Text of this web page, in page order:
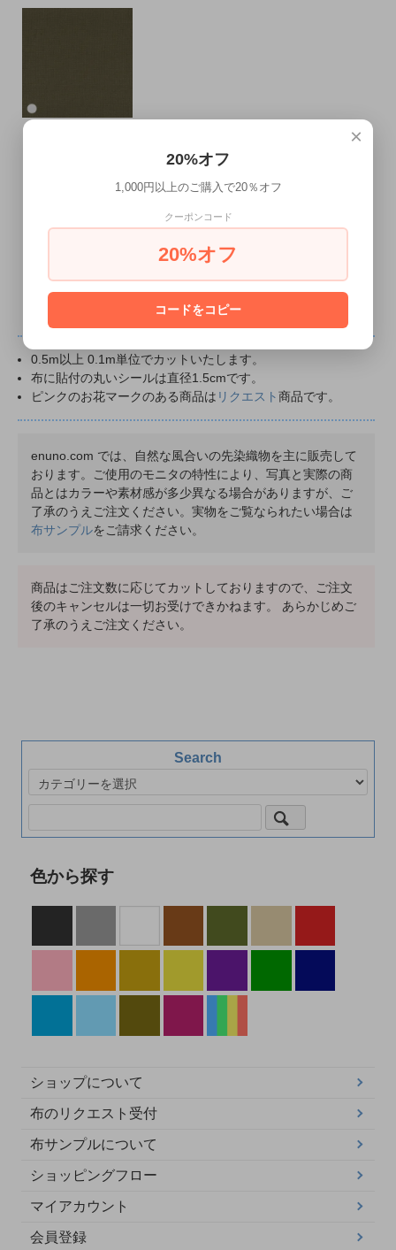
« Prev Next »
13商品中 1-13商品
0.5m以上 0.1m単位でカットいたします。
布に貼付の丸いシールは直径1.5cmです。
ピンクのお花マークのある商品は リクエスト商品です。
enuno.com では、自然な風合いの先染織物を主に販売して
おります。ご使用のモニタの特性により、写真と実際の商
品とはカラーや素材感が多少異なる場合がありますが、ご
了承のうえご注文ください。実物をご覧なられたい場合は
布サンプルをご請求ください。
商品はご注文数に応じてカットしておりますので、ご注文
後のキャンセルは一切お受けできかねます。 あらかじめご
了承のうえご注文ください。
Search
色から探す
ショップについて
布のリクエスト受付
布サンプルについて
ショッピングフロー
マイアカウント
会員登録
×
20%オフ
1,000円以上のご購入で20％オフ
クーポンコード
20%オフ
コードをコピー